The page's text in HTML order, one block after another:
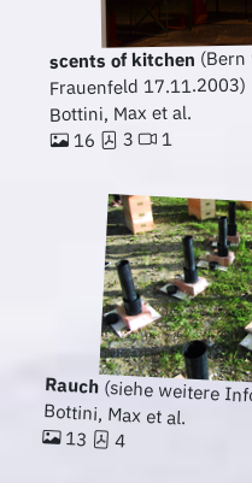
scents of kitchen
Frauenfeld 17.11.2003)
Bottini, Max et al.
16 3 1
Rauch (siehe weitere
Bottini, Max et al.
13 4